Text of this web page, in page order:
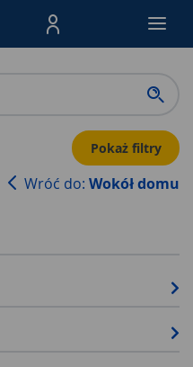
Menu Produktów,
Pokaż filtry
Wróć do: Wokół domu